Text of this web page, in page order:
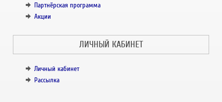
Партнёрская программа
Акции
ЛИЧНЫЙ КАБИНЕТ
Личный кабинет
Рассылка